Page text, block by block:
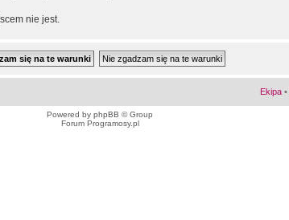
nie jest.
Ekipa •
Powered by phpBB © Group
Forum Programosy.pl